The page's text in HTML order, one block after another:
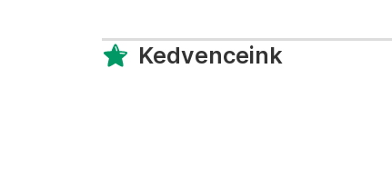
Kedvenceink